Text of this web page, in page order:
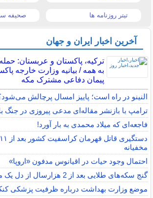
تیتر روزنامه ها صحیفه
آخرین اخبار ایران و جهان
ترکیه، پاکستان و عربستان:
به همه / بیانیه وزارت خارجه
پیمان دفاعی مشترک مکه
النینو در راه است؛ پاییز امسال پرچالش
ترامپ با بازنشر مقاله‌ای مدعی پیروزی در جنگ
فاجعه‌ای که میلاد محمدی به بار آورد!
مخفیانه
احتمال وجود حیات در اقیانوس مدفون «اروپا»
گنج سکه‌های طلایی بعد از 2 هزارسال از دل یک مزرعه بیرون آمد
موضع وزارت بهداشت درباره ظرفیت پزشکی کنکور